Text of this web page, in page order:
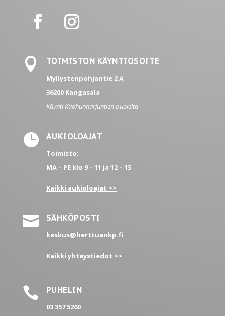
 TOIMISTON KÄYNTIOSOITE
Myllystenpohjantie 2 A
36200 Kangasala
Käynti Kuohunharjuntien puolelta
 AUKIOLOAJAT
Toimisto:
MA – PEklo 9 – 11 ja 12 – 15
Kaikki aukioloajat >>
 SÄHKÖPOSTI
keskus@herttuankp.fi
Kaikki yhteystiedot >>
 PUHELIN
03 357 5260